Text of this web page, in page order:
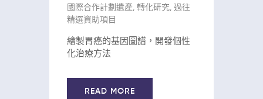
國際合作計劃遺產, 轉化研究, 過往
精選資助項目
繪製胃癌的基因圖譜，開發個性
化治療方法
READ MORE